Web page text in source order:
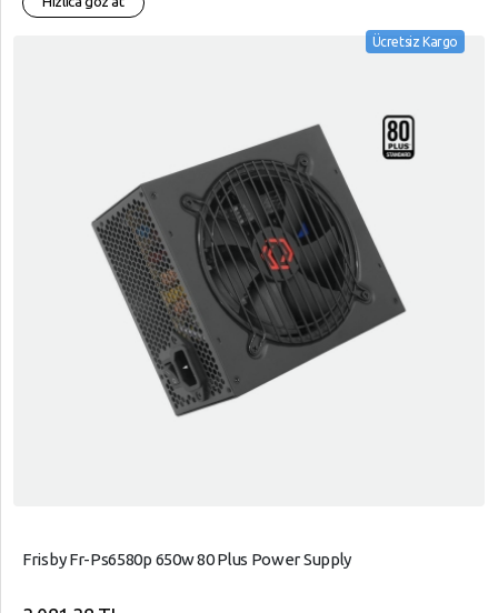
Ücretsiz Kargo
Frisby Fr-Ps6580p 650w 80 Plus Power Supply